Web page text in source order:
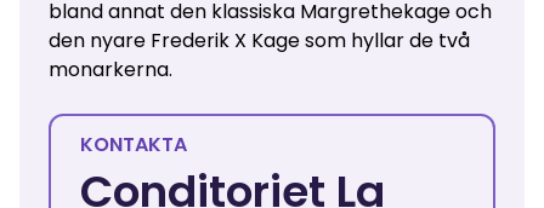
bland annat den klassiska Margrethekage och
den nyare Frederik X Kage som hyllar de två
monarkerna.
KONTAKTA
Conditoriet La